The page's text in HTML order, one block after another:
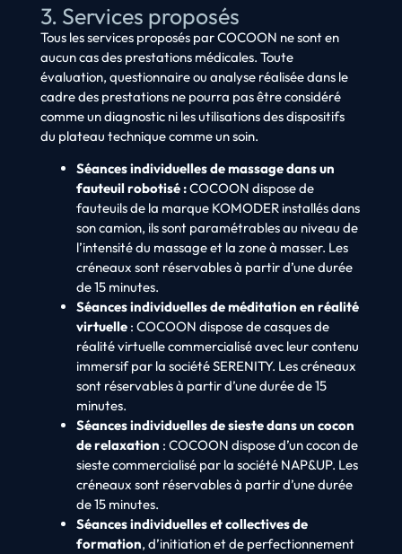
3. Services proposés
Tous les services proposés par COCOON ne sont en
aucun cas des prestations médicales. Toute
évaluation, questionnaire ou analyse réalisée dans le
cadre des prestations ne pourra pas être considéré
comme un diagnostic ni les utilisations des dispositifs
du plateau technique comme un soin.
Séances individuelles de massage dans un
fauteuil robotisé :COCOON dispose de
fauteuils de la marque KOMODER installés dans
son camion, ils sont paramétrables au niveau de
l’intensité du massage et la zone à masser. Les
créneaux sont réservables à partir d’une durée
de 15 minutes.
Séances individuelles de méditation en réalité
virtuelle : COCOON dispose de casques de
réalité virtuelle commercialisé avec leur contenu
immersif par la société SERENITY. Les créneaux
sont réservables à partir d’une durée de 15
minutes.
Séances individuelles de sieste dans un cocon
de relaxation : COCOON dispose d’un cocon de
sieste commercialisé par la société NAP&UP. Les
créneaux sont réservables à partir d’une durée
de 15 minutes.
Séances individuelles et collectives de
formation, d’initiation et de perfectionnement